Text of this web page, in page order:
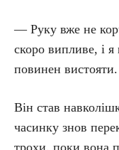
— Руку вже не
скоро випливе, і
повинен
Він став
часинку знов
трохи, поки вона